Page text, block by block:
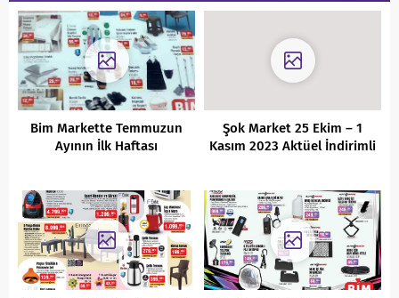
Bim Markette Temmuzun
Ayının İlk Haftası
Şok Market 25 Ekim – 1
Kasım 2023 Aktüel İndirimli